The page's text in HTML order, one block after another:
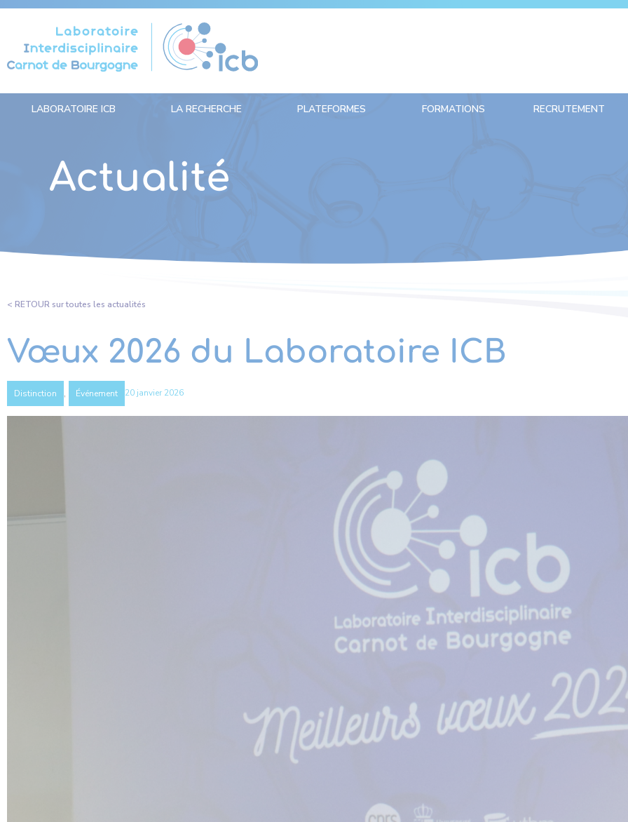
LABORATOIRE ICB LA RECHERCHE PLATEFORMES FORMATIONS RECRUTEMENT
Actualité
< RETOUR sur toutes les actualités
Vœux 2026 du Laboratoire ICB
Distinction , Événement 20 janvier 2026
Panneau de gestion des cookies